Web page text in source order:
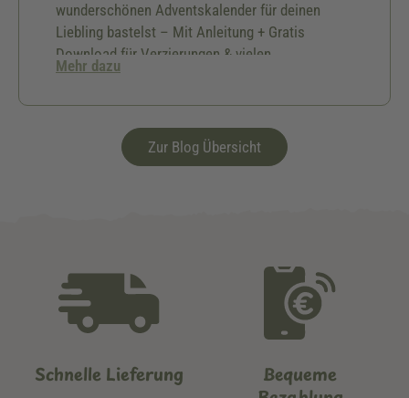
wunderschönen Adventskalender für deinen
Liebling bastelst – Mit Anleitung + Gratis
Download für Verzierungen & vielen
Geschenkideen.🎅🏻
Mehr dazu
Zur Blog Übersicht
Schnelle Lieferung
Bequeme